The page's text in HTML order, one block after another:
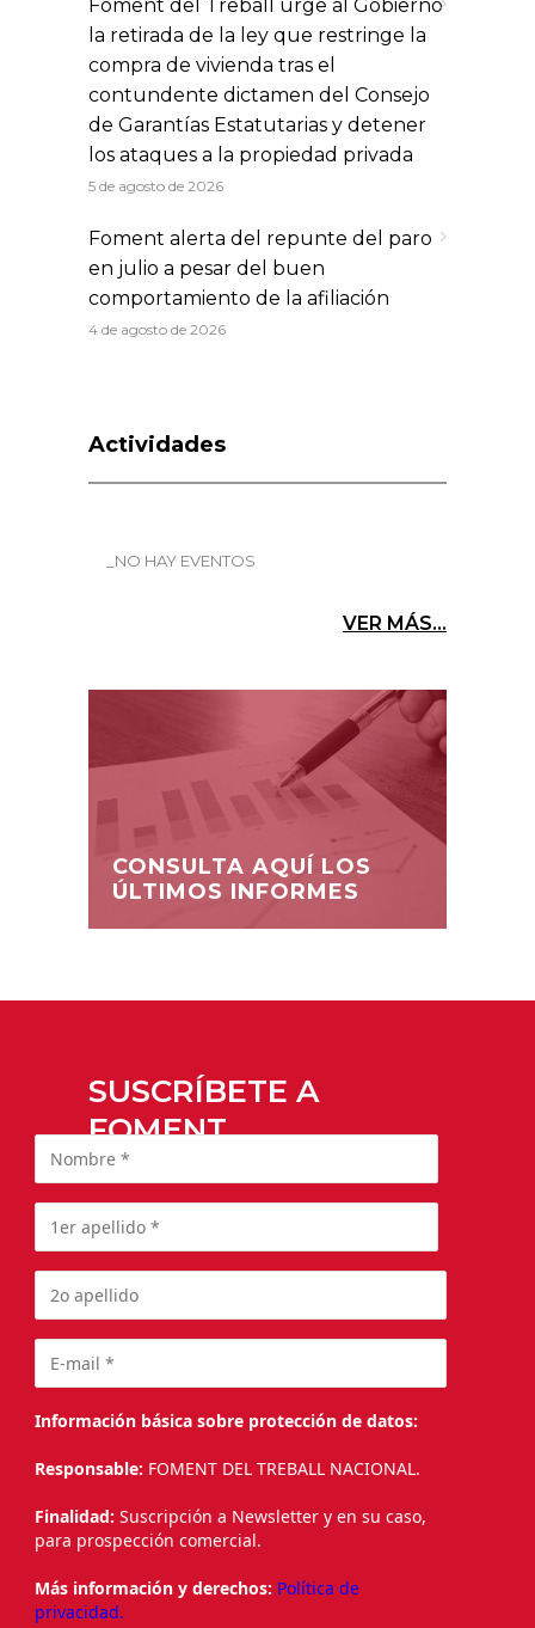
Foment del Treball urge al Gobierno
la retirada de la ley que restringe la
compra de vivienda tras el
contundente dictamen del Consejo
de Garantías Estatutarias y detener
los ataques a la propiedad privada
5 de agosto de 2026
Foment alerta del repunte del paro
en julio a pesar del buen
comportamiento de la afiliación
4 de agosto de 2026
Actividades
_NO HAY EVENTOS
VER MÁS...
CONSULTA AQUÍ LOS
ÚLTIMOS INFORMES
SUSCRÍBETE A
FOMENT
Información básica sobre protección de datos:
Responsable: FOMENT DEL TREBALL NACIONAL.
Finalidad: Suscripción a Newsletter y en su caso,
para prospección comercial.
Más información y derechos: Política de
privacidad.